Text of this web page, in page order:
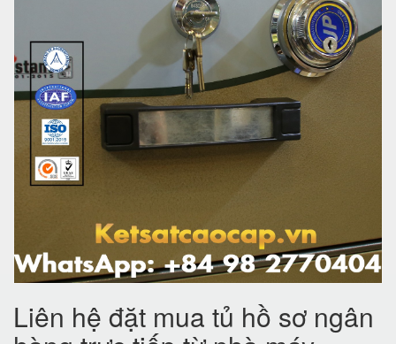
Liên hệ đặt mua tủ hồ sơ ngân